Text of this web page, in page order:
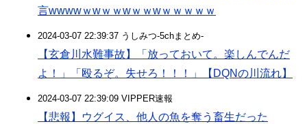
言wwwwｗwｗｗwｗｗwｗｗｗｗｗ
2024-03-07 22:39:37 うしみつ-5chまとめ-
【玄倉川水難事故】「放っておいて。楽しんでんだ
よ！」「殴るぞ。失せろ！！！」【DQNの川流れ】
2024-03-07 22:39:09 VIPPER速報
【悲報】ウグイス、他人の魚を奪う畜生だった